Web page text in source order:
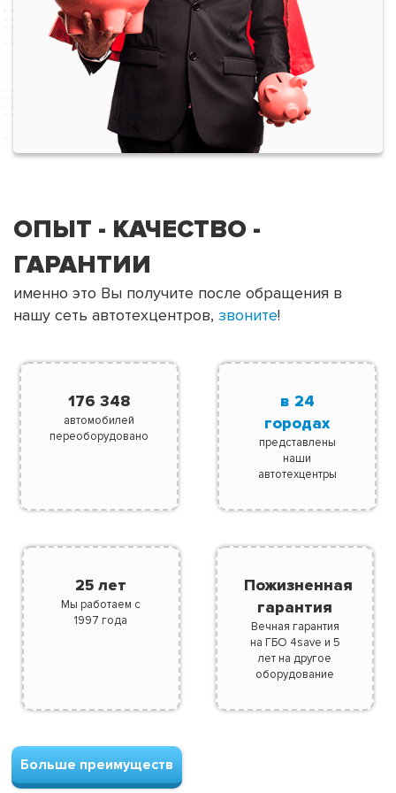
ОПЫТ - КАЧЕСТВО -
ГАРАНТИИ
именно это Вы получите после обращения в
нашу сеть автотехцентров, звоните!
176 348
автомобилей
переоборудовано
в 24
городах
представлены
наши
автотехцентры
25 лет
Мы работаем с
1997 года
Пожизненная
гарантия
Вечная гарантия
на ГБО 4save и 5
лет на другое
оборудование
Больше преимуществ